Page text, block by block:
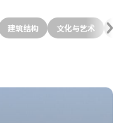
建筑结构 文化与艺术 历